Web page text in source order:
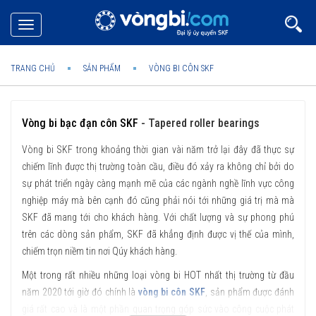
Toggle
navigation
TRANG CHỦ SẢN PHẨM VÒNG BI CÔN SKF
Vòng bi bạc đạn côn SKF - Tapered roller bearings
Vòng bi SKF trong khoảng thời gian vài năm trở lại đây đã thực sự
chiếm lĩnh được thị trường toàn cầu, điều đó xảy ra không chỉ bởi do
sự phát triển ngày càng mạnh mẽ của các ngành nghề lĩnh vực công
nghiệp máy mà bên cạnh đó cũng phải nói tới những giá trị mà mà
SKF đã mang tới cho khách hàng. Với chất lượng và sự phong phú
trên các dòng sản phẩm, SKF đã khẳng định được vị thế của mình,
chiếm trọn niềm tin nơi Qúy khách hàng.
Một trong rất nhiều những loại vòng bi HOT nhất thị trường từ đầu
năm 2020 tới giờ đó chính là vòng bi côn SKF , sản phẩm được đánh